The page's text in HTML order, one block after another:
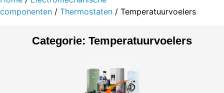
componenten / Thermostaten / Temperatuurvoelers
Categorie: Temperatuurvoelers